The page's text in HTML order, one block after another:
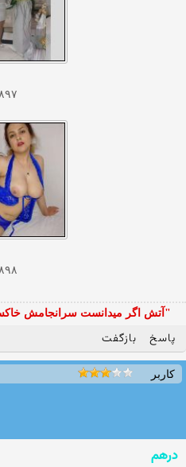
"آتش اگر ميدانست سرانجامش
پاسخ بازگفت
کاربر
درهم